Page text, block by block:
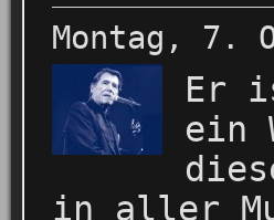
Montag, 7.
Er
ein
in aller